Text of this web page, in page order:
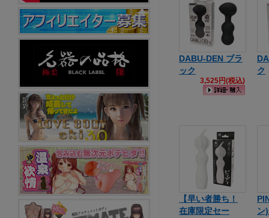
DABU-DEN ブラ
ック
3,525円(税込)
ク
【早い者勝ち！
在庫限定セー
ン